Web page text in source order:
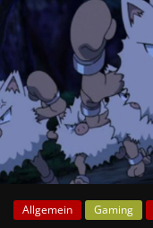
Allgemein Gaming